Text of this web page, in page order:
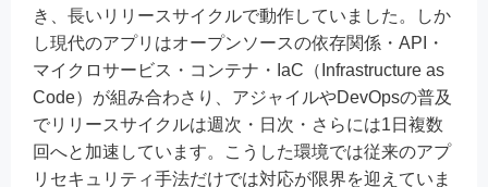
き、長いリリースサイクルで動作していました。しか
し現代のアプリはオープンソースの依存関係・API・
マイクロサービス・コンテナ・IaC（Infrastructure as
Code）が組み合わさり、アジャイルやDevOpsの普及
でリリースサイクルは週次・日次・さらには1日複数
回へと加速しています。こうした環境では従来のアプ
リセキュリティ手法だけでは対応が限界を迎えていま